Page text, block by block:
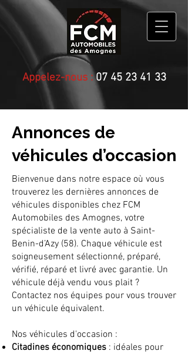
Appelez-nous :07 45 23 41 33
Annonces de
véhicules d’occasion
Bienvenue dans notre espace où vous
trouverez les dernières annonces de
véhicules disponibles chez FCM
Automobiles des Amognes, votre
spécialiste de la vente auto à Saint-
Benin-d’Azy (58). Chaque véhicule est
soigneusement sélectionné, préparé,
vérifié, réparé et livré avec garantie. Un
véhicule déjà vendu vous plait ?
Contactez nos équipes pour vous trouver
un véhicule équivalent.
Nos véhicules d'occasion :
Citadines économiques : idéales pour